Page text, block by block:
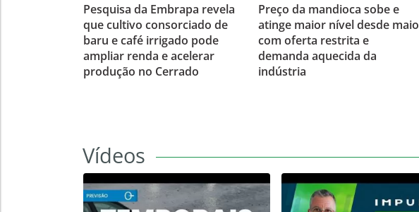
Pesquisa da Embrapa revela
que cultivo consorciado de
baru e café irrigado pode
ampliar renda e acelerar
produção no Cerrado
Preço da mandioca sobe e
atinge maior nível desde maio
com oferta restrita e
demanda aquecida da
indústria
Vídeos